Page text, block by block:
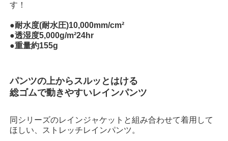
す！
●耐水度(耐水圧)10,000mm/cm²
●透湿度5,000g/m²24hr
●重量約155g
パンツの上からスルッとはける
総ゴムで動きやすいレインパンツ
同シリーズのレインジャケットと組み合わせて着用して
ほしい、ストレッチレインパンツ。